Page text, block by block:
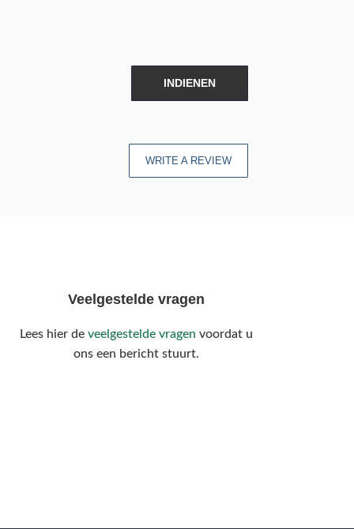
INDIENEN
WRITE A REVIEW
Veelgestelde vragen
Lees hier de veelgestelde vragen voordat u
ons een bericht stuurt.